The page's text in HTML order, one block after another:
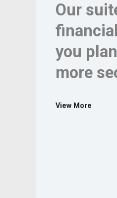
Our
you
more
View More